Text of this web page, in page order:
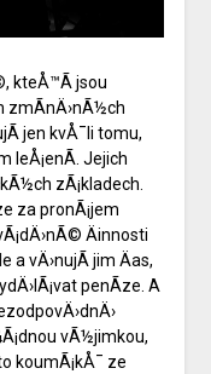
kteÅ™Ã­ jsou
zmÃ­nÄ›nÃ½ch
jen kvÅ¯li tomu,
leÅ¡enÃ­. Jejich
zÃ¡kladech.
za pronÃ¡jem
Äinnosti
a vÄ›nujÃ­ jim Äas,
penÃ­ze. A
vÃ½jimkou,
koumÃ¡kÅ¯ ze